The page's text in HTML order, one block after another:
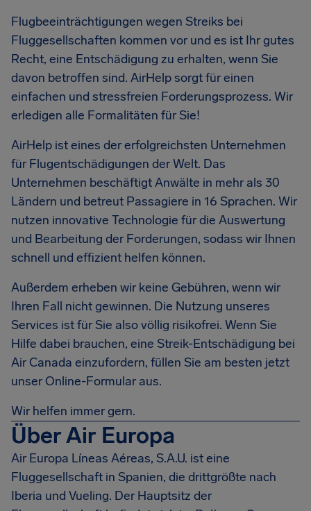
Flugbeeinträchtigungen wegen Streiks bei
Fluggesellschaften kommen vor und es ist Ihr gutes
Recht, eine Entschädigung zu erhalten, wenn Sie
davon betroffen sind. AirHelp sorgt für einen
einfachen und stressfreien Forderungsprozess. Wir
erledigen alle Formalitäten für Sie!
AirHelp ist eines der erfolgreichsten Unternehmen
für Flugentschädigungen der Welt. Das
Unternehmen beschäftigt Anwälte in mehr als 30
Ländern und betreut Passagiere in 16 Sprachen. Wir
nutzen innovative Technologie für die Auswertung
und Bearbeitung der Forderungen, sodass wir Ihnen
schnell und effizient helfen können.
Außerdem erheben wir keine Gebühren, wenn wir
Ihren Fall nicht gewinnen. Die Nutzung unseres
Services ist für Sie also völlig risikofrei. Wenn Sie
Hilfe dabei brauchen, eine Streik-Entschädigung bei
Air Canada einzufordern, füllen Sie am besten jetzt
unser Online-Formular aus.
Wir helfen immer gern.
Über Air Europa
Air Europa Líneas Aéreas, S.A.U. ist eine
Fluggesellschaft in Spanien, die drittgrößte nach
Iberia und Vueling. Der Hauptsitz der